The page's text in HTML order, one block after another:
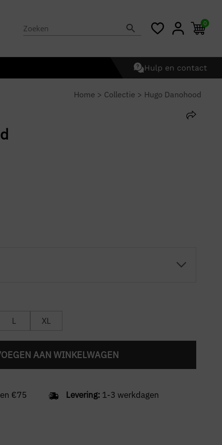
0
Hulp en contact
Home > Collectie > Hugo Danohood
L XL
AAN WINKELWAGEN
€75 Levering: 1-3 werkdagen